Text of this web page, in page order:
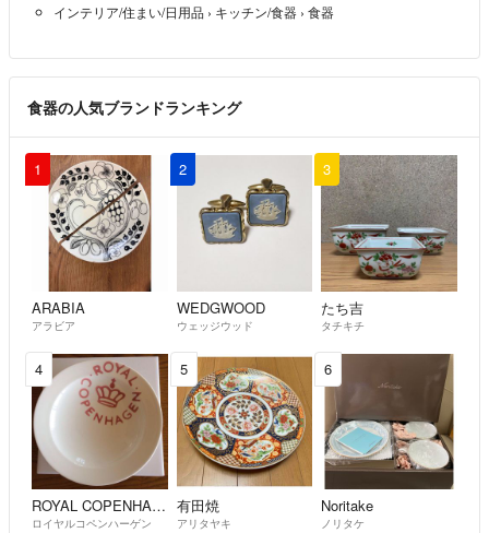
インテリア/住まい/日用品 › キッチン/食器 › 食器
食器の人気ブランドランキング
1
ARABIA
アラビア
2
WEDGWOOD
ウェッジウッド
3
たち吉
タチキチ
4
ROYAL COPENHAGEN
ロイヤルコペンハーゲン
5
有田焼
アリタヤキ
6
Noritake
ノリタケ